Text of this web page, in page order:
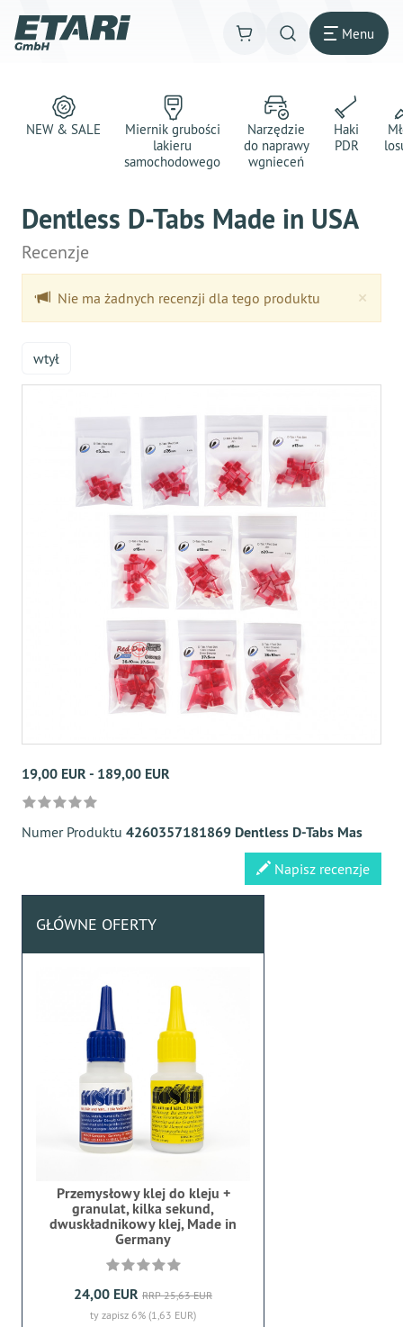
Menu
NEW & SALE
Miernik grubości
lakieru
samochodowego
Narzędzie
do naprawy
wgnieceń
Haki
PDR
Dentless D-Tabs Made in USA
Recenzje
×
Nie ma żadnych recenzji dla tego produktu
wtył
19,00 EUR - 189,00 EUR
Numer Produktu 4260357181869 Dentless D-Tabs Mas
Napisz recenzje
GŁÓWNE OFERTY
Przemysłowy klej do kleju +
granulat, kilka sekund,
dwuskładnikowy klej, Made in
Germany
24,00 EUR RRP 25,63 EUR
ty zapisz 6% (1,63 EUR)